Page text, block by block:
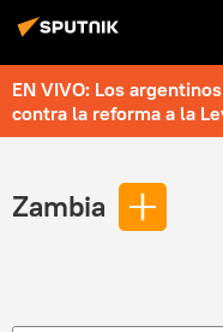
EN VIVO: Los
contra la reforma a la
Zambia